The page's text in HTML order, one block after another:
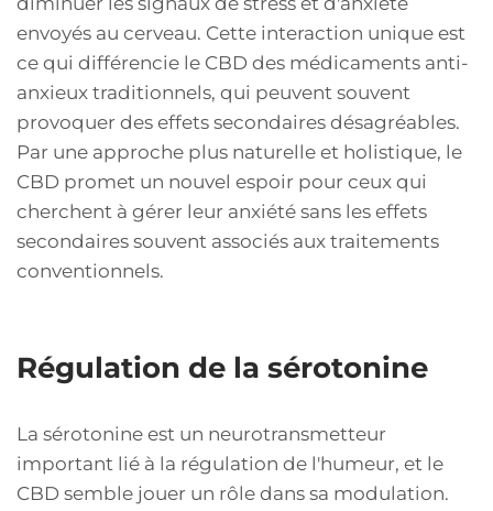
envoyés au cerveau. Cette interaction unique est
ce qui différencie le CBD des médicaments anti-
anxieux traditionnels, qui peuvent souvent
provoquer des effets secondaires désagréables.
Par une approche plus naturelle et holistique, le
CBD promet un nouvel espoir pour ceux qui
cherchent à gérer leur anxiété sans les effets
secondaires souvent associés aux traitements
conventionnels.
Régulation de la sérotonine
La sérotonine est un neurotransmetteur
important lié à la régulation de l'humeur, et le
CBD semble jouer un rôle dans sa modulation.